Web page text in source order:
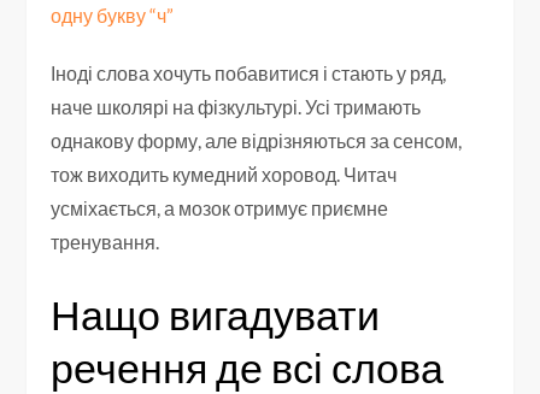
одну букву “ч”
Іноді слова хочуть побавитися і стають у ряд,
наче школярі на фізкультурі. Усі тримають
однакову форму, але відрізняються за сенсом,
тож виходить кумедний хоровод. Читач
усміхається, а мозок отримує приємне
тренування.
Нащо вигадувати
речення де всі слова